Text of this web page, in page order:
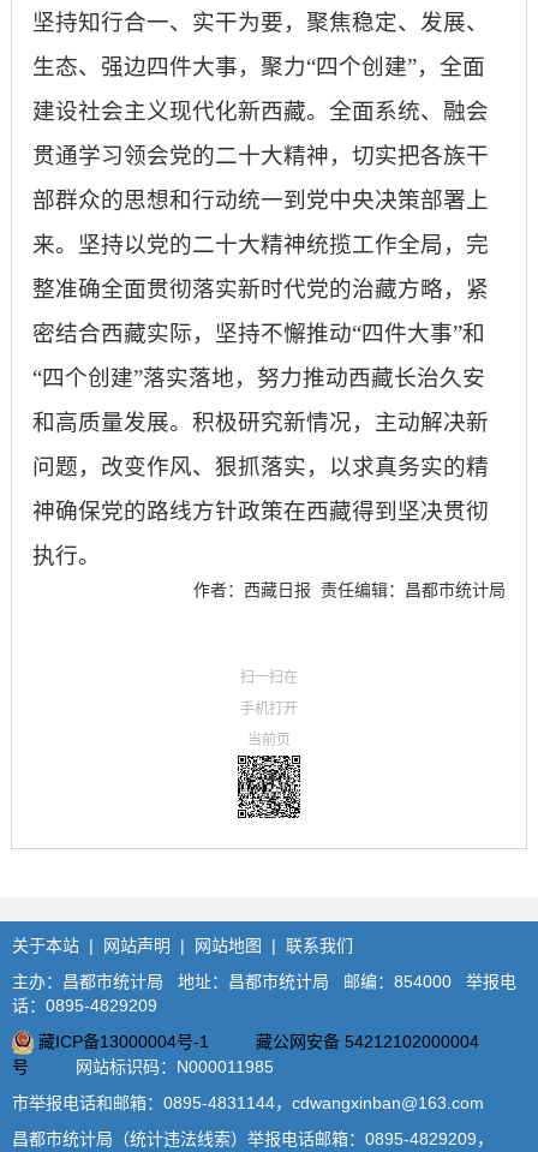
坚持知行合一、实干为要，聚焦稳定、发展、
生态、强边四件大事，聚力“四个创建”，全面
建设社会主义现代化新西藏。全面系统、融会
贯通学习领会党的二十大精神，切实把各族干
部群众的思想和行动统一到党中央决策部署上
来。坚持以党的二十大精神统揽工作全局，完
整准确全面贯彻落实新时代党的治藏方略，紧
密结合西藏实际，坚持不懈推动“四件大事”和
“四个创建”落实落地，努力推动西藏长治久安
和高质量发展。积极研究新情况，主动解决新
问题，改变作风、狠抓落实，以求真务实的精
神确保党的路线方针政策在西藏得到坚决贯彻
执行。
责任编辑：昌都市统计局
作者：西藏日报
扫一扫在
手机打开
当前页
关于本站 | 网站声明 | 网站地图 | 联系我们
主办：昌都市统计局 地址：昌都市统计局 邮编：854000 举报电
话：0895-4829209
藏ICP备13000004号-1
藏公网安备 54212102000004
号
网站标识码：N000011985
市举报电话和邮箱：0895-4831144，cdwangxinban@163.com
昌都市统计局（统计违法线索）举报电话邮箱：0895-4829209，